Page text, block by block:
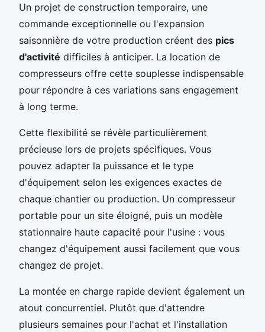
Un projet de construction temporaire, une
commande exceptionnelle ou l'expansion
saisonnière de votre production créent des pics
d'activité difficiles à anticiper. La location de
compresseurs offre cette souplesse indispensable
pour répondre à ces variations sans engagement
à long terme.
Cette flexibilité se révèle particulièrement
précieuse lors de projets spécifiques. Vous
pouvez adapter la puissance et le type
d'équipement selon les exigences exactes de
chaque chantier ou production. Un compresseur
portable pour un site éloigné, puis un modèle
stationnaire haute capacité pour l'usine : vous
changez d'équipement aussi facilement que vous
changez de projet.
La montée en charge rapide devient également un
atout concurrentiel. Plutôt que d'attendre
plusieurs semaines pour l'achat et l'installation